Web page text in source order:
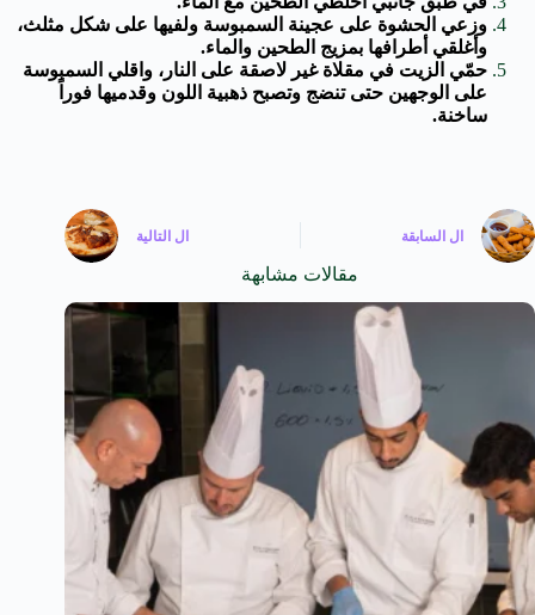
وزعي الحشوة على عجينة السمبوسة ولفيها على شكل مثلث،
وأغلقي أطرافها بمزيج الطحين والماء.
حمّي الزيت في مقلاة غير لاصقة على النار، واقلي السمبوسة
على الوجهين حتى تنضج وتصبح ذهبية اللون وقدميها فوراً
ساخنة.
ال السابقة ال التالية
مقالات مشابهة